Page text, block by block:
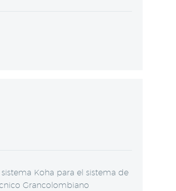
Koha para el sistema de
Grancolombiano